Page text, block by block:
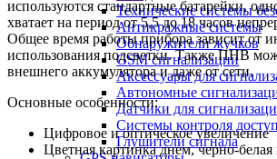
Технические системы
Антикражные системы
Обнаружители жучков
GSM сигнализации
Аксессуары для
Автономные
Датчики для
Системы контроля
Глушители сигнала
используются стандартные батарейки,
хватает на период от 5,5 до 18 часов
Общее время работы прибора зависит от
использования подсветки. Также ПНВ
внешнего аккумулятора и даже от сети.
Основные особенности:
Цифровое и оптическое увеличение
Цветная картинка днем, черно-